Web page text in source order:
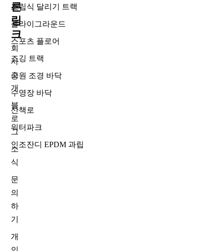
른
링
크
회
사
소
개
블
로
그
소
식
문
의
하
기
개
조립식 달리기 트랙
플라이그라운드
스포츠 플로어
조깅 트랙
공원 조경 바닥
수영장 바닥
산책로
워터파크
인조잔디 EPDM 과립